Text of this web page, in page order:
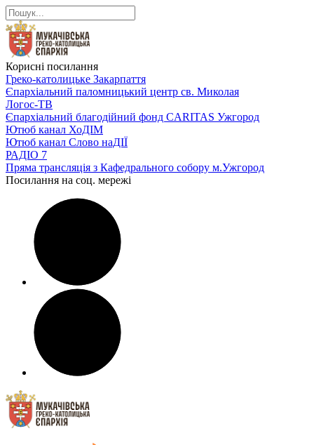
Корисні посилання
Греко-католицьке Закарпаття
Єпархіальний паломницький центр св. Миколая
Логос-ТВ
Єпархіальний благодійний фонд CARITAS Ужгород
Ютюб канал ХоДІМ
Ютюб канал Слово наДІЇ
РАДІО 7
Пряма трансляція з Кафедрального собору м.Ужгород
Посилання на соц. мережі